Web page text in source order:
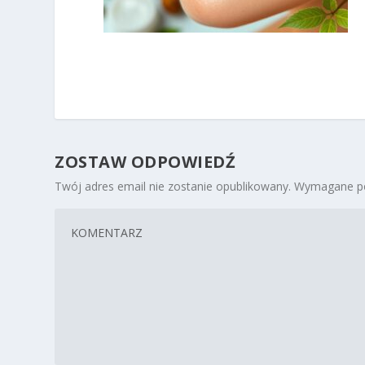
ZOSTAW ODPOWIEDŹ
Twój adres email nie zostanie opublikowany. Wymagane